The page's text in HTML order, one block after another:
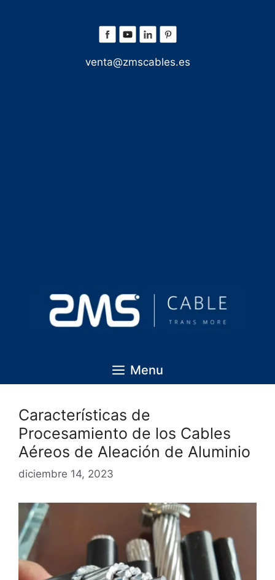
venta@zmscables.es
Menu
Características de
Procesamiento de los Cables
Aéreos de Aleación de Aluminio
diciembre 14, 2023